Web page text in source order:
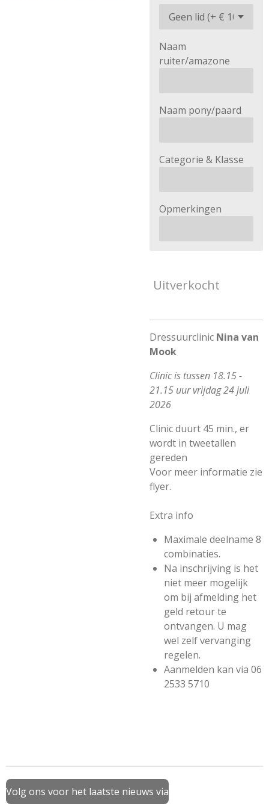
Naam
ruiter/amazone
Naam pony/paard
Categorie & Klasse
Opmerkingen
Uitverkocht
Dressuurclinic Nina van
Mook
Clinic is tussen 18.15 -
21.15 uur vrijdag 24 juli
2026
Clinic duurt 45 min., er
wordt in tweetallen
gereden
Voor meer informatie zie
flyer.
Extra info
Maximale deelname 8
combinaties.
Na inschrijving is het
niet meer mogelijk
om bij afmelding het
geld retour te
ontvangen. U mag
wel zelf vervanging
regelen.
Aanmelden kan via 06
2533 5710
Volg ons voor het laatste nieuws via